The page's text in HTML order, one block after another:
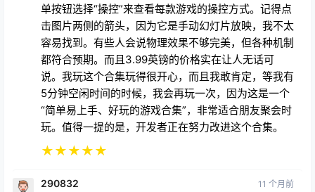
单按钮选择“操控”来查看每款游戏的操控方式。记得点
击图片两侧的箭头，因为它是手动幻灯片放映，我不太
容易找到。有些人会说物理效果不够完美，但各种机制
都符合预期。而且3.99英镑的价格实在让人无话可
说。我玩这个合集玩得很开心，而且我敢肯定，等我有
5分钟空闲时间的时候，我会再玩一次，因为这是一个
“简单易上手、好玩的游戏合集”，非常适合朋友聚会时
玩。值得一提的是，开发者正在努力改进这个合集。
★★★★★
290832 11 个月前